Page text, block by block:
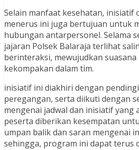
Selain manfaat kesehatan, inisiatif
menerus ini juga bertujuan untuk
hubungan antarpersonel. Selama
jajaran Polsek Balaraja terlihat
berinteraksi, mewujudkan
kekompakan dalam tim.
inisiatif ini diakhiri dengan
peregangan, serta diikuti dengan
mengenai jadwal dan inisiatif yang
peserta diberikan kesempatan
umpan balik dan saran mengenai
sehingga, program ini dapat terus